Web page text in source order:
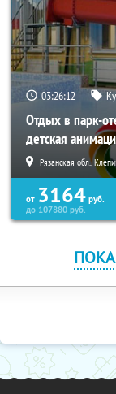
03:26:12
Отдых в парк-
детская
Рязанская обл.,
от 3164 руб.
до107880руб.